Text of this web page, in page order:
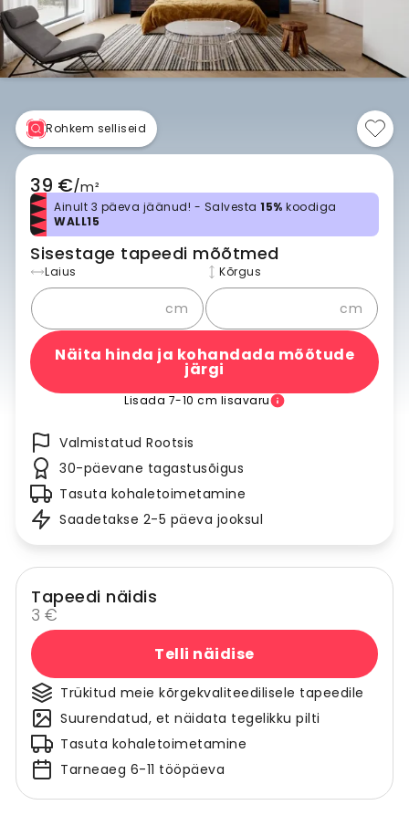
Rohkem selliseid
39 €/m²
Ainult 3 päeva jäänud! - Salvesta 15% koodiga
WALL15
Sisestage tapeedi mõõtmed
Laius
cm
Kõrgus
cm
Näita hinda ja kohandada mõõtude
järgi
Lisada 7-10 cm lisavaru
Valmistatud Rootsis
30-päevane tagastusõigus
Tasuta kohaletoimetamine
Saadetakse 2-5 päeva jooksul
Tapeedi näidis
3 €
Telli näidise
Trükitud meie kõrgekvaliteedilisele tapeedile
Suurendatud, et näidata tegelikku pilti
Tasuta kohaletoimetamine
Tarneaeg 6-11 tööpäeva